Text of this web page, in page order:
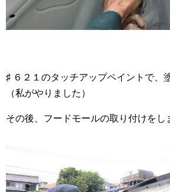
♯ ６２１のタッチアップペイントで、
（私がやりました）
その後、フードモールの取り付けをし